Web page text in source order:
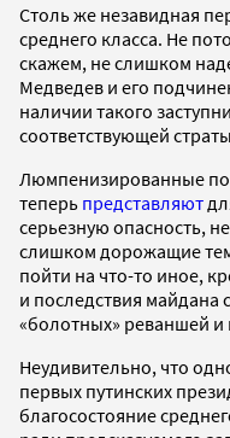
Столь же незавидная
среднего класса. Не
скажем, не слишком
Медведев и его
наличии такого
соответствующей
Люмпенизированные
теперь представляют
серьезную опасность,
слишком дорожащие
пойти на что-то иное,
и последствия майдана
«болотных» реваншей и
Неудивительно, что
первых путинских
благосостояние